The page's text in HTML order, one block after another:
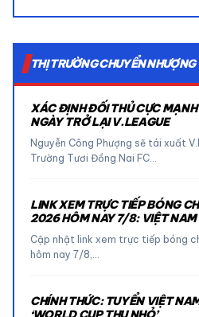
THỊ TRƯỜNG CHUYỂN NHƯỢNG
XÁC ĐỊNH ĐỐI THỦ CỰC
NGÀY TRỞ LẠI V.LEAGUE
Nguyễn Công Phượng sẽ tái xuất
Trường Tươi Đồng Nai FC…
LINK XEM TRỰC TIẾP BÓNG
2026 HÔM NAY 7/8: VIỆT NAM
Cập nhật link xem trực tiếp bóng
hôm nay 7/8,…
CHÍNH THỨC: TUYỂN VIỆT